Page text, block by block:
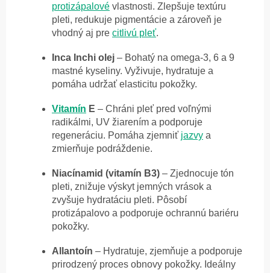
protizápalové vlastnosti. Zlepšuje textúru
pleti, redukuje pigmentácie a zároveň je
vhodný aj pre citlivú pleť.
Inca Inchi olej – Bohatý na omega-3, 6 a 9
mastné kyseliny. Vyživuje, hydratuje a
pomáha udržať elasticitu pokožky.
Vitamín E – Chráni pleť pred voľnými
radikálmi, UV žiarením a podporuje
regeneráciu. Pomáha zjemniť jazvy a
zmierňuje podráždenie.
Niacínamid (vitamín B3) – Zjednocuje tón
pleti, znižuje výskyt jemných vrások a
zvyšuje hydratáciu pleti. Pôsobí
protizápalovo a podporuje ochrannú bariéru
pokožky.
Allantoín – Hydratuje, zjemňuje a podporuje
prirodzený proces obnovy pokožky. Ideálny